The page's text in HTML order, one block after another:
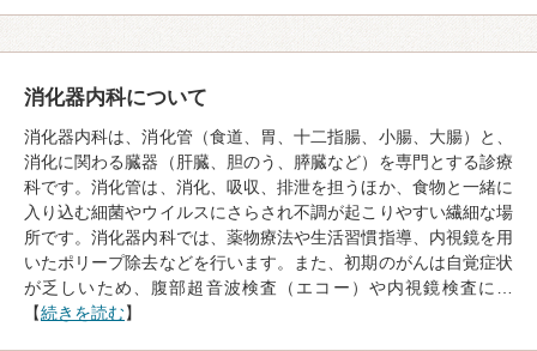
消化器内科について
消化器内科は、消化管（食道、胃、十二指腸、小腸、大腸）と、
消化に関わる臓器（肝臓、胆のう、膵臓など）を専門とする診療
科です。消化管は、消化、吸収、排泄を担うほか、食物と一緒に
入り込む細菌やウイルスにさらされ不調が起こりやすい繊細な場
所です。消化器内科では、薬物療法や生活習慣指導、内視鏡を用
いたポリープ除去などを行います。また、初期のがんは自覚症状
が乏しいため、腹部超音波検査（エコー）や内視鏡検査に…
【続きを読む】